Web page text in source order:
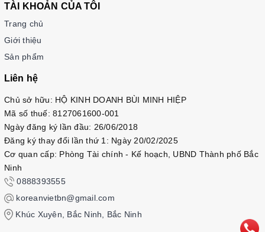
TÀI KHOẢN CỦA TÔI
Trang chủ
Giới thiệu
Sản phẩm
Liên hệ
Chủ sở hữu: HỘ KINH DOANH BÙI MINH HIỆP
Mã số thuế: 8127061600-001
Ngày đăng ký lần đầu: 26/06/2018
Đăng ký thay đổi lần thứ 1: Ngày 20/02/2025
Cơ quan cấp: Phòng Tài chính - Kế hoạch, UBND Thành phố Bắc
Ninh
0888393555
koreanvietbn@gmail.com
Khúc Xuyên, Bắc Ninh, Bắc Ninh